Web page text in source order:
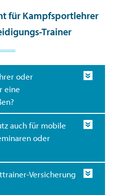
für Kampfsportlehrer
Trainer
oder
eine
auch für mobile
oder
Versicherung